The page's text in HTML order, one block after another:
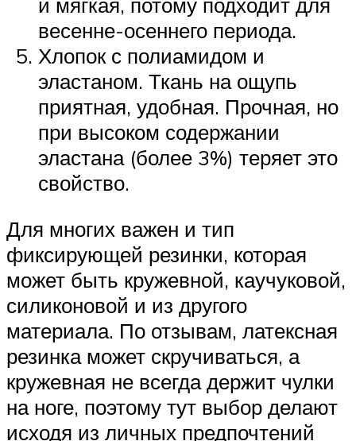
весенне-осеннего периода.
Хлопок с полиамидом и
эластаном. Ткань на ощупь
приятная, удобная. Прочная, но
при высоком содержании
эластана (более 3%) теряет это
свойство.
Для многих важен и тип
фиксирующей резинки, которая
может быть кружевной, каучуковой,
силиконовой и из другого
материала. По отзывам, латексная
резинка может скручиваться, а
кружевная не всегда держит чулки
на ноге, поэтому тут выбор делают
исходя из личных предпочтений